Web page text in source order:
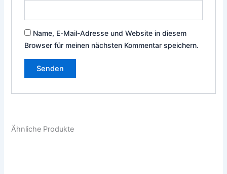
Name, E-Mail-Adresse und Website in diesem
Browser für meinen nächsten Kommentar speichern.
Ähnliche Produkte